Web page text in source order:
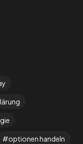
optionen handeln